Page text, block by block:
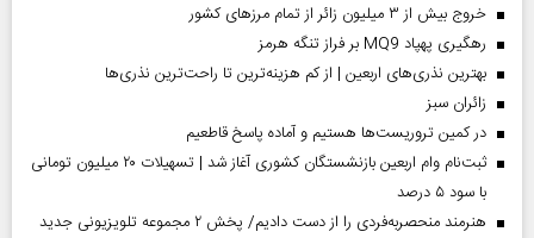
خروج بیش از ۳ میلیون زائر از تمام مرز‌های کشور
رهگیری پهپاد MQ9 بر فراز تنگه هرمز
بهترین نذری‌های اربعین | از کم هزینه‌ترین تا راحت‌ترین نذری‌ها
‌زائران سبز
در کمین تروریست‌ها هستیم و آماده پاسخ قاطعیم
ثبت‌نام وام اربعین بازنشستگان کشوری آغاز شد | تسهیلات ۲۰ میلیون تومانی
با سود ۵ درصد
هنرمند منحصر‌به‌فردی را از دست دادیم/ پخش ۲ مجموعه تلویزیونی جدید